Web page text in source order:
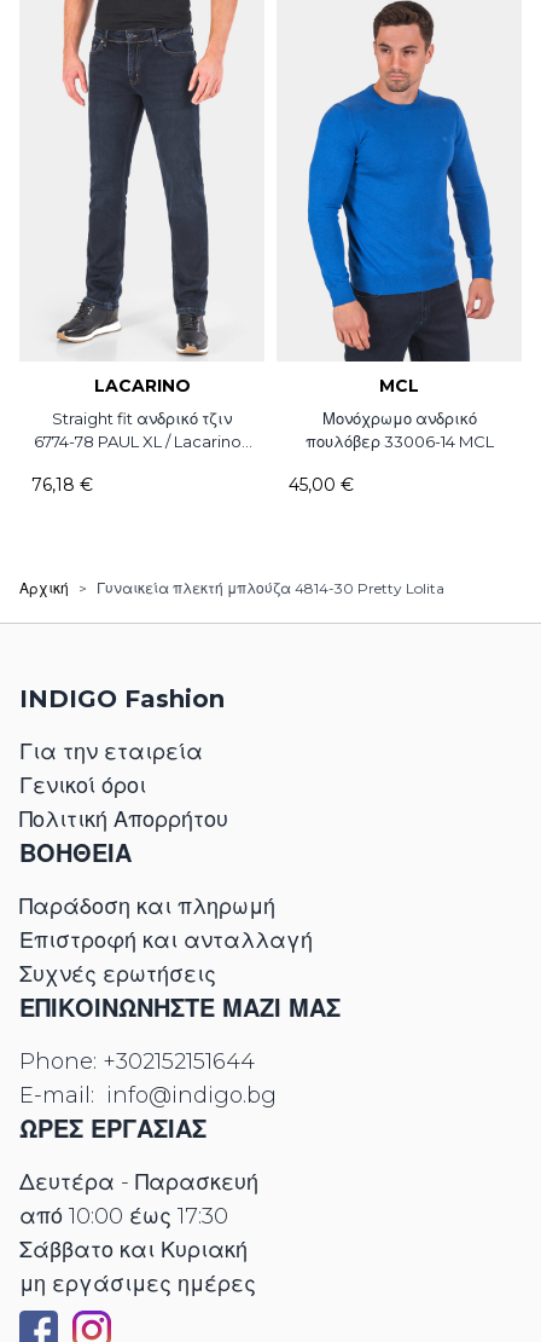
LACARINO
Straight fit ανδρικό τζιν
6774-78 PAUL XL / Lacarino /
76,18 €
MCL
Μονόχρωμο ανδρικό
πουλόβερ 33006-14 MCL
45,00 €
Αρχική > Γυναικεία πλεκτή μπλούζα 4814-30 Pretty Lolita
INDIGO Fashion
Για την εταιρεία
Γενικοί όροι
Πολιτική Απορρήτου
ΒΟΗΘΕΙΑ
Παράδοση και πληρωμή
Επιστροφή και ανταλλαγή
Συχνές ερωτήσεις
ΕΠΙΚΟΙΝΩΝΉΣΤΕ ΜΑΖΊ ΜΑΣ
Phone: +302152151644
E-mail: info@indigo.bg
ΩΡΕΣ ΕΡΓΑΣΊΑΣ
Δευτέρα - Παρασκευή
από 10:00 έως 17:30
Σάββατο και Κυριακή
μη εργάσιμες ημέρες